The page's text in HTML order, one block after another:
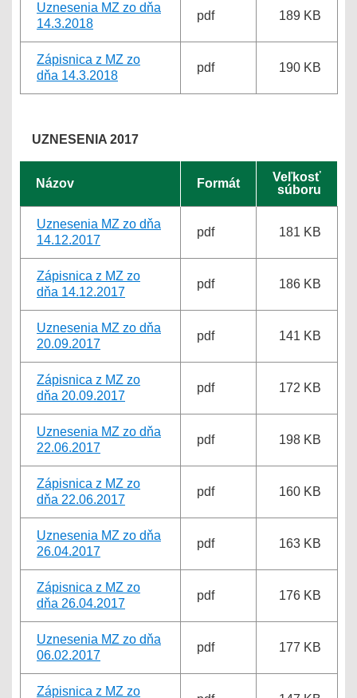
Uznesenia MZ zo dňa
14.3.2018
pdf 189 KB
Zápisnica z MZ zo
dňa 14.3.2018
pdf 190 KB
UZNESENIA 2017
Názov Formát
Veľkosť
súboru
Uznesenia MZ zo dňa
14.12.2017
pdf 181 KB
Zápisnica z MZ zo
dňa 14.12.2017
pdf 186 KB
Uznesenia MZ zo dňa
20.09.2017
pdf 141 KB
Zápisnica z MZ zo
dňa 20.09.2017
pdf 172 KB
Uznesenia MZ zo dňa
22.06.2017
pdf 198 KB
Zápisnica z MZ zo
dňa 22.06.2017
pdf 160 KB
Uznesenia MZ zo dňa
26.04.2017
pdf 163 KB
Zápisnica z MZ zo
dňa 26.04.2017
pdf 176 KB
Uznesenia MZ zo dňa
06.02.2017
pdf 177 KB
Zápisnica z MZ zo